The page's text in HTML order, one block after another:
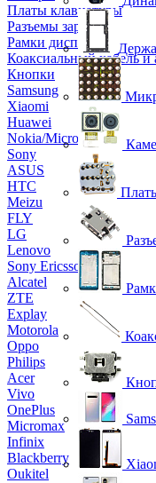
Платы клавиатуры
Разъемы зарядки
Рамки дисплея
Коаксиальный кабель и
Кнопки
Samsung
Xiaomi
Huawei
Nokia/Microsoft
Sony
ASUS
HTC
Meizu
FLY
LG
Lenovo
Sony Ericsson
Alcatel
ZTE
Explay
Motorola
Oppo
Philips
Acer
Vivo
OnePlus
Micromax
Infinix
Blackberry
Oukitel